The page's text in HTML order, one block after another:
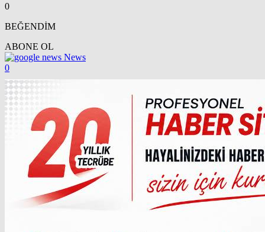
0
BEĞENDİM
ABONE OL
News
0